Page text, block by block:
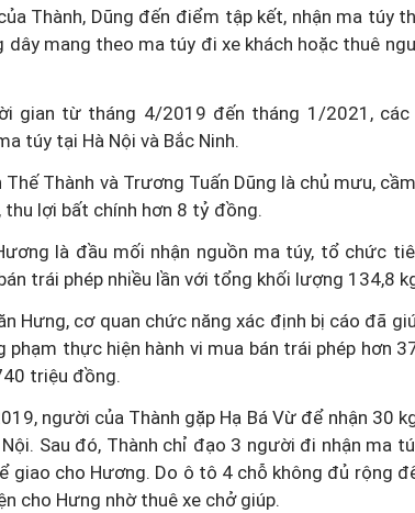
Thành, Dũng đến điểm tập kết, nhận ma túy
mang theo ma túy đi xe khách hoặc thuê
gian từ tháng 4/2019 đến tháng 1/2021,
túy tại Hà Nội và Bắc Ninh.
Thế Thành và Trương Tuấn Dũng là chủ mưu,
thu lợi bất chính hơn 8 tỷ đồng.
là đầu mối nhận nguồn ma túy, tổ chức
trái phép nhiều lần với tổng khối lượng 134,8
Hưng, cơ quan chức năng xác định bị cáo đã
phạm thực hiện hành vi mua bán trái phép hơn
triệu đồng.
người của Thành gặp Hạ Bá Vừ để nhận 30
Sau đó, Thành chỉ đạo 3 người đi nhận ma
giao cho Hương. Do ô tô 4 chỗ không đủ rộng
cho Hưng nhờ thuê xe chở giúp.